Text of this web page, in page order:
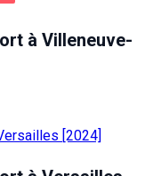
à Villeneuve-